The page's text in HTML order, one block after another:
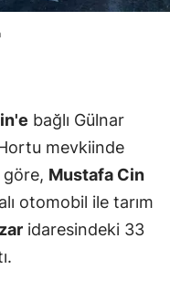
bağlı Gülnar
mevkiinde
göre, Mustafa Cin
otomobil ile tarım
idaresindeki 33